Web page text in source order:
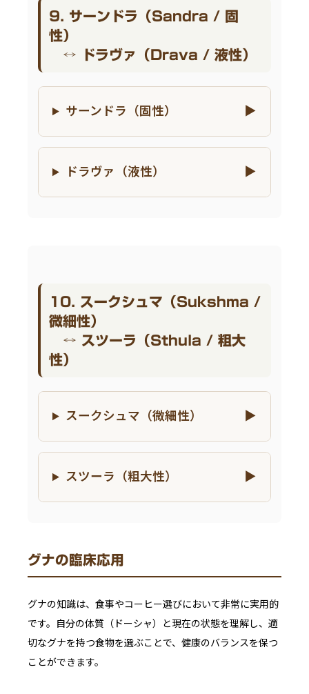
9. サーンドラ（Sandra / 固
性）
↔ ドラヴァ（Drava / 液性）
サーンドラ（固性）
ドラヴァ（液性）
10. スークシュマ（Sukshma /
微細性）
↔ スツーラ（Sthula / 粗大
性）
スークシュマ（微細性）
スツーラ（粗大性）
グナの臨床応用
グナの知識は、食事やコーヒー選びにおいて非常に実用的
です。自分の体質（ドーシャ）と現在の状態を理解し、適
切なグナを持つ食物を選ぶことで、健康のバランスを保つ
ことができます。